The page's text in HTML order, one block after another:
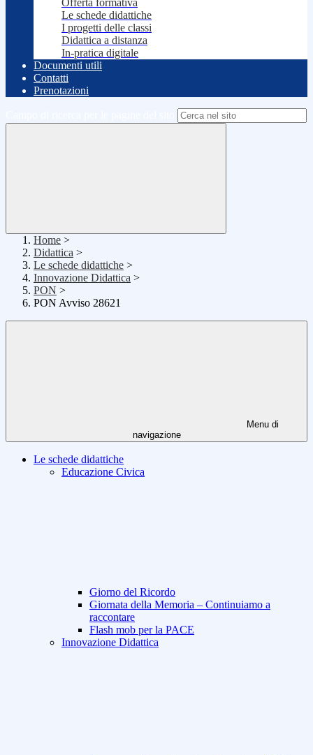
Offerta formativa
Le schede didattiche
I progetti delle classi
Didattica a distanza
In-pratica digitale
Documenti utili
Contatti
Prenotazioni
Home >
Didattica >
Le schede didattiche >
Innovazione Didattica >
PON >
PON Avviso 28621
Menu di
navigazione
Le schede didattiche
Educazione Civica
Giorno del Ricordo
Giornata della Memoria – Continuiamo a
raccontare
Flash mob per la PACE
Innovazione Didattica